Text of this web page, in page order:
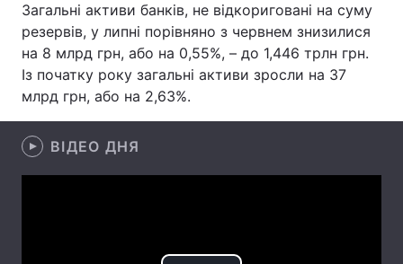
Економіка Світ
Спорт Наука
Техно і зв'язок
Зброя
Здоров'я Туризм
Регіони
Загальні активи банків, не відкориговані на суму
резервів, у липні порівняно з червнем знизилися
на 8 млрд грн, або на 0,55%, – до 1,446 трлн грн.
Із початку року загальні активи зросли на 37
млрд грн, або на 2,63%.
ВІДЕО ДНЯ